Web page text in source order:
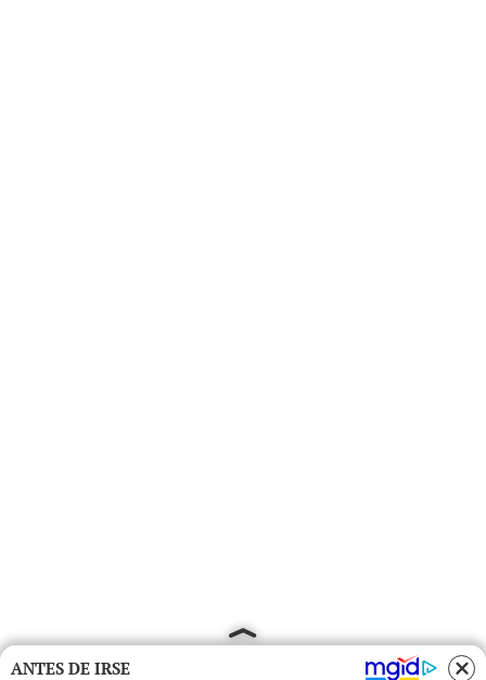
ANTES DE IRSE